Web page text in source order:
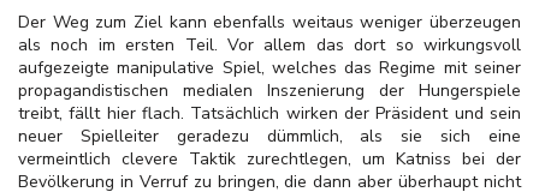
Der Weg zum Ziel kann ebenfalls weitaus weniger überzeugen
als noch im ersten Teil. Vor allem das dort so wirkungsvoll
aufgezeigte manipulative Spiel, welches das Regime mit seiner
propagandistischen medialen Inszenierung der Hungerspiele
treibt, fällt hier flach. Tatsächlich wirken der Präsident und sein
neuer Spielleiter geradezu dümmlich, als sie sich eine
vermeintlich clevere Taktik zurechtlegen, um Katniss bei der
Bevölkerung in Verruf zu bringen, die dann aber überhaupt nicht